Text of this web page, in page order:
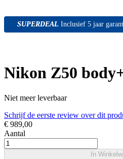
SUPERDEAL
SUPERDEAL
SUPERDEAL Inclusief 5 jaar
Nikon Z50
Niet meer leverbaar
Schrijf de eerste review over dit
€ 989,00
Aantal
In